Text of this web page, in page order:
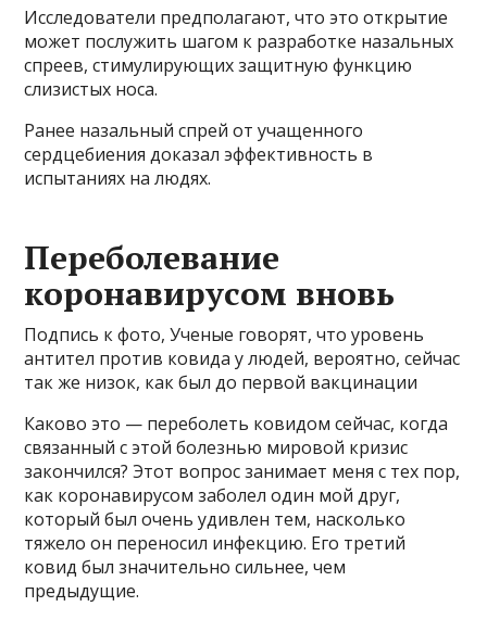
Исследователи предполагают, что это открытие
может послужить шагом к разработке назальных
спреев, стимулирующих защитную функцию
слизистых носа.
Ранее назальный спрей от учащенного
сердцебиения доказал эффективность в
испытаниях на людях.
Переболевание
коронавирусом вновь
Подпись к фото, Ученые говорят, что уровень
антител против ковида у людей, вероятно, сейчас
так же низок, как был до первой вакцинации
Каково это — переболеть ковидом сейчас, когда
связанный с этой болезнью мировой кризис
закончился? Этот вопрос занимает меня с тех пор,
как коронавирусом заболел один мой друг,
который был очень удивлен тем, насколько
тяжело он переносил инфекцию. Его третий
ковид был значительно сильнее, чем
предыдущие.